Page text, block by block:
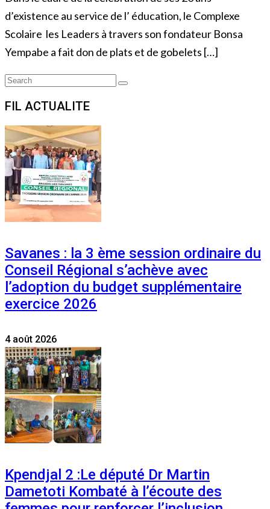
d’existence au service de l’ éducation, le Complexe
Scolaire les Leaders à travers son fondateur Bonsa
Yempabe a fait don de plats et de gobelets […]
Search
Search
FIL ACTUALITE
Savanes : la 3 ème session ordinaire du
Conseil Régional s’achève avec
l’adoption du budget supplémentaire
exercice 2026
4 août 2026
Kpendjal 2 :Le député Dr Martin
Dametoti Kombaté à l’écoute des